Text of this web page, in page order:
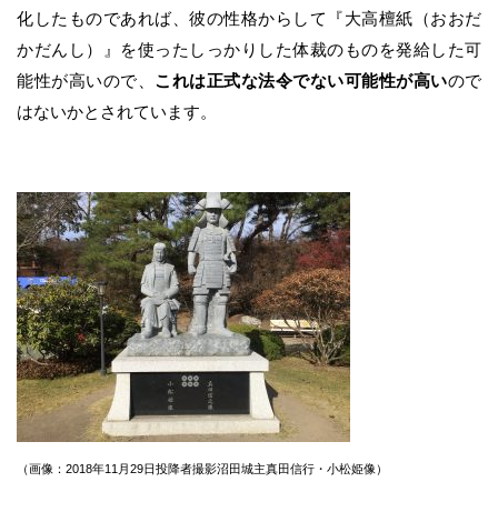
化したものであれば、彼の性格からして『大高檀紙（おおだ
かだんし）』を使ったしっかりした体裁のものを発給した可
能性が高いので、 これは正式な法令でない可能性が高いので
はないかとされています。
（画像：2018年11月29日投降者撮影沼田城主真田信行・小松姫像）